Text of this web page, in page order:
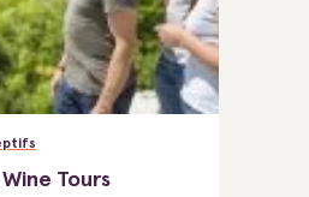
Tours